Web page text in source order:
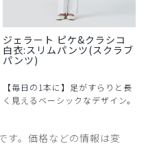
ジェラート ピケ&クラシコ
白衣:スリムパンツ(スクラブ
パンツ)
【毎日の1本に】足がすらりと長
く見えるベーシックなデザイン。
す。価格などの情報は変